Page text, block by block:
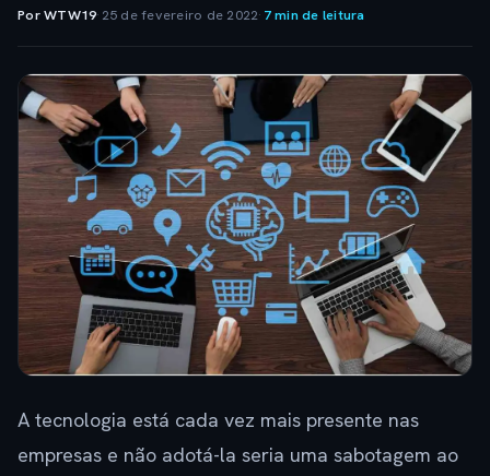
Por WTW19· 25 de fevereiro de 2022· 7 min de leitura
A tecnologia está cada vez mais presente nas
empresas e não adotá-la seria uma sabotagem ao